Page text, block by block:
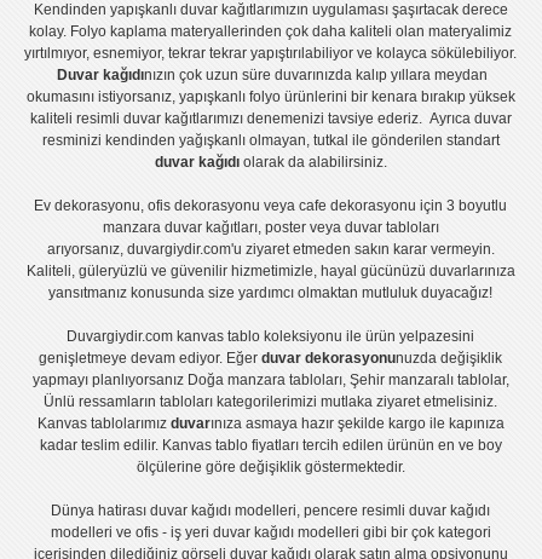
Kendinden yapışkanlı duvar kağıtlarımızın uygulamasışaşırtacak derece
kolay. Folyo kaplama materyallerinden çok daha kaliteli olanmateryalimiz
yırtılmıyor, esnemiyor, tekrar tekrar yapıştırılabiliyor ve kolayca sökülebiliyor.
Duvar kağıdınızın çok uzun süre duvarınızda kalıp yıllara meydan
okumasını istiyorsanız, yapışkanlı folyoürünlerini bir kenara bırakıp yüksek
kaliteli resimli duvar kağıtlarımızı denemenizi tavsiye ederiz. Ayrıca duvar
resminizi kendinden yağışkanlı olmayan, tutkal ile gönderilen standart
duvar kağıdıolarak da alabilirsiniz.
Ev dekorasyonu,ofis dekorasyonu veyacafe dekorasyonu için3 boyutlu
manzara duvar kağıtları, posterveya duvar tabloları
arıyorsanız, duvargiydir.com'u ziyaret etmeden sakın karar vermeyin.
Kaliteli, güleryüzlü ve güvenilir hizmetimizle, hayal gücünüzü duvarlarınıza
yansıtmanız konusunda size yardımcı olmaktan mutluluk duyacağız!
Duvargiydir.com kanvas tablo koleksiyonu ile ürün yelpazesini
genişletmeye devam ediyor. Eğerduvar dekorasyonunuzda değişiklik
yapmayı planlıyorsanız Doğa manzara tabloları, Şehir manzaralı tablolar,
Ünlü ressamların tabloları kategorilerimizi mutlaka ziyaret etmelisiniz.
Kanvas tablolarımız duvarınıza asmaya hazır şekilde kargo ile kapınıza
kadar teslim edilir. Kanvas tablo fiyatlarıtercih edilen ürünün en ve boy
ölçülerine göre değişiklik göstermektedir.
Dünya hatirası duvar kağıdı modelleri,pencere resimli duvar kağıdı
modelleri ve ofis - iş yeri duvar kağıdı modelleri gibi bir çok kategori
içerisinden dilediğiniz görseli duvar kağıdı olarak satın alma opsiyonunu